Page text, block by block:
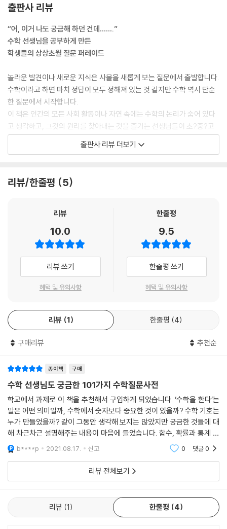
출판사 리뷰
“어, 이거 나도 궁금해 하던 건데…….”
수학 선생님을 공부하게 만든
학생들의 상상초월 질문 퍼레이드
놀라운 발견이나 새로운 지식은 사물을 새롭게 보는 질문에서 출발합니다.
수학이라고 하면 마치 정답이 모두 정해져 있는 것 같지만 수학 역시 단순
한 질문에서 시작합니다.
이 책은 인간의 모든 사회 활동이나 자연 속에는 수학의 논리가 숨어 있다
고 생각하고, 그것의 원리를 찾아내는 것을 즐기는 선생님들이 초?중?고
교과서를 꿰뚫는 질문을 던지면서 시작되었습니다. “수학은 재미와 감동
이다.”라고 믿고 이를 실천하려는 모임인 「전국수학교사모임」 선생님들 및
2?’인가, ‘왜 0으로 나누면 안 되는가?’ 같은 질문이 있는가 하면, ‘수학이
란 무엇인가?’라는 궁극적인 물음도 있고, ‘어떻게 하면 수학을 잘할 수 있
나?’와 같은 실용적인 질문도 있습니다. 이런 질문들에 대한 수학 선생님들
의 열정 어린 해설을 따라가다 보면 어려운 문제나 숙제를 해결했을 때의
쾌감을 느낄 수도 있고, 나아가 수학과 자연, 수학과 사회의 관계도 파악할
어 보일 때 독자들은 수학에 대한 새로운 쾌감을 맛볼 수 있을 것입니다.
수학사, 생활 속 수학 이야기 모두를 담아낸 질문들
이 책 속에 있는 질문들은 살펴보면 교과서 속에서만 나올 수 있는 질문을
의 문제와 연결되며, 어떤 질문은 우리의 과학 문명과 연결되어 있습니다.
이런 질문들에 대한 선생님들의 대답을 따라가다 보면 독자들은 자연스럽
른 지식들과 만나게 되어 수학을 통한 통합적 시각을 이룰 수 있습니다.
아이의 눈높이에 맞춘 명쾌한 답변
현장 선생님들이 늘 고민하는 것은 아이들의 눈높이에 맞추어 어떻게 설명
하느냐 하는 것입니다. 이 책은 아이들의 눈높이에 맞추어 수학적 개념을
최대한 풀어쓰고 정말 어려운 용어는 그 자리에서 보충 설명을 달기도 했
난해한 수학 문제에 어떻게 답해야 할지 몰라 당황해야 했던 부모님들, 학
출판사 리뷰 더보기
리뷰/한줄평 5
리뷰
10.0
리뷰 쓰기
혜택 및 유의사항
한줄평
9.5
한줄평 쓰기
혜택 및 유의사항
리뷰 1 한줄평 4
구매리뷰 추천순
종이책 구매
수학 선생님도 궁금한 101가지 수학질문사전
학교에서 과제로 이 책을 추천해서 구입하게 되었습니다. ‘수학을 한다’는
말은 어떤 의미일까, 수학에서 숫자보다 중요한 것이 있을까? 수학 기호는
누가 만들었을까? 같이 그동안 생각해 보지는 않았지만 궁금한 것들에 대
해 차근차근 설명해주는 내용이 마음에 들었습니다. 함수, 확률과 통계 등
이 평소에 어렵게 느껴졌는데 기본적인 내용부터 알게 되니 조금은 마음이
편해졌습니
b****p 2021.08.17. 신고 0 댓글0
리뷰 전체보기
리뷰 1 한줄평 4